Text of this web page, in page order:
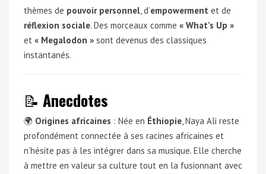
thèmes de pouvoir personnel, d’empowerment et de
réflexion sociale. Des morceaux comme « What’s Up »
et « Megalodon » sont devenus des classiques
instantanés.
📝 Anecdotes
🌍 Origines africaines : Née en Éthiopie, Naya Ali reste
profondément connectée à ses racines africaines et
n’hésite pas à les intégrer dans sa musique. Elle cherche
à mettre en valeur sa culture tout en la fusionnant avec